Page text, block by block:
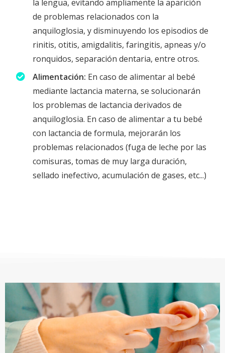
la lengua, evitando ampliamente la aparición
de problemas relacionados con la
anquiloglosia, y disminuyendo los episodios de
rinitis, otitis, amigdalitis, faringitis, apneas y/o
ronquidos, separación dentaria, entre otros.
Alimentación: En caso de alimentar al bebé
mediante lactancia materna, se solucionarán
los problemas de lactancia derivados de
anquiloglosia. En caso de alimentar a tu bebé
con lactancia de formula, mejorarán los
problemas relacionados (fuga de leche por las
comisuras, tomas de muy larga duración,
sellado inefectivo, acumulación de gases, etc...)